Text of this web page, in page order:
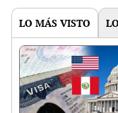
LO MÁS VISTO